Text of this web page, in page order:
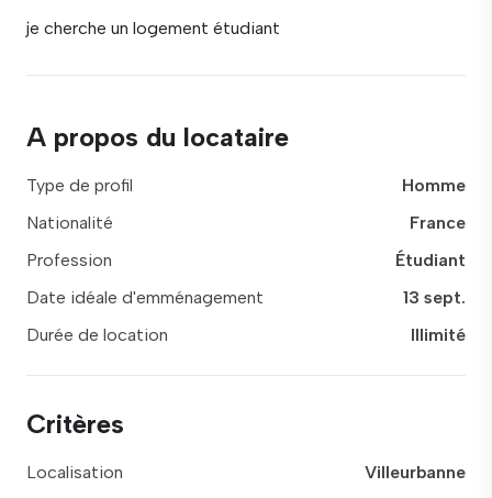
je cherche un logement étudiant
A propos du locataire
Type de profil
Homme
Nationalité
France
Profession
Étudiant
Date idéale d'emménagement
13 sept.
Durée de location
Illimité
Critères
Localisation
Villeurbanne